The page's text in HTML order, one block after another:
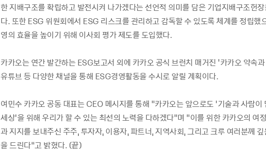
한 지배구조를 확립하고 발전시켜 나가겠다는 선언적 의미를 담은 기업지배구조헌
다. 또한 ESG 위원회에서 ESG 리스크를 관리하고 감독할 수 있도록 체계를 정립했
영의 효율을 높이기 위해 이사회 평가 제도를 도입했다.
카카오는 연간 발간하는 ESG보고서 외에 카카오 공식 브런치 매거진 '카카오 약속
유튜브 등 다양한 채널을 통해 ESG경영활동을 수시로 알릴 계획이다.
여민수 카카오 공동 대표는 CEO 메시지를 통해 “카카오는 앞으로도 ‘기술과 사람이
세상’을 위해 우리가 할 수 있는 최선의 노력을 다하겠다”며 “이를 위한 카카오의 여
과 지지를 보내주신 주주, 투자자, 이용자, 파트너, 지역사회, 그리고 크루 여러분께
을 드린다”고 밝혔다. (끝)